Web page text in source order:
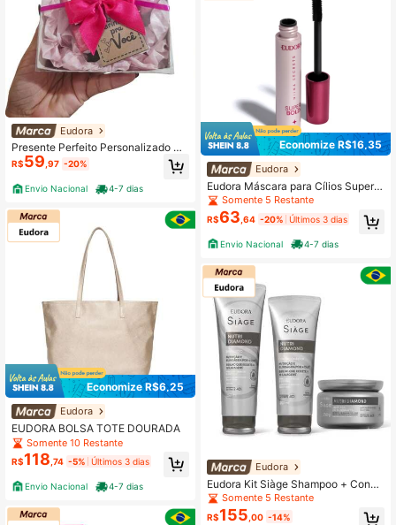
Eudora
Presente Perfeito Personalizado Hi
dratante Eudora + Sabonete Presen
te Natal Mulher Mães Namorada An
iversário REF Z01
R$59 ,97 -20%
Envio Nacional 4-7 dias
Economize R$6,25
Eudora
EUDORA BOLSA TOTE DOURADA
Somente 10 Restante
R$118 ,74 -5% Últimos 3 dias
Envio Nacional 4-7 dias
Economize R$16,35
Eudora
Eudora Máscara para Cílios Super B
old Niina Secrets 10g
Somente 5 Restante
R$63 ,64 -20% Últimos 3 dias
Envio Nacional 4-7 dias
Eudora
Eudora Kit Siàge Shampoo + Condi
cionador + Máscara Capilar
Somente 5 Restante
R$155 ,00 -14%